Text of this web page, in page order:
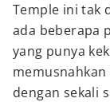
Temple ini tak
ada beberapa
yang punya
dengan sekali